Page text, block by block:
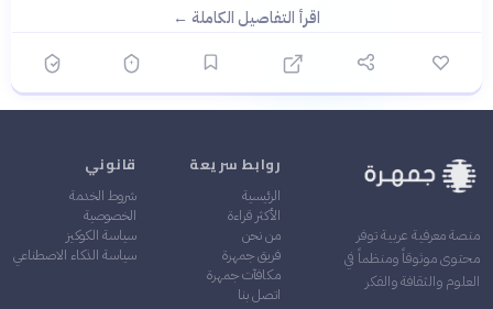
اقرأ التفاصيل الكاملة ←
منصة معرفية عربية توفر
محتوى موثوقاً ومنظماً في
العلوم والثقافة والفكر
روابط سريعة
الرئيسية
الأكثر قراءة
من نحن
فريق جمهرة
مكافآت جمهرة
اتصل بنا
قانوني
شروط الخدمة
الخصوصية
سياسة الكوكيز
سياسة الذكاء الاصطناعي